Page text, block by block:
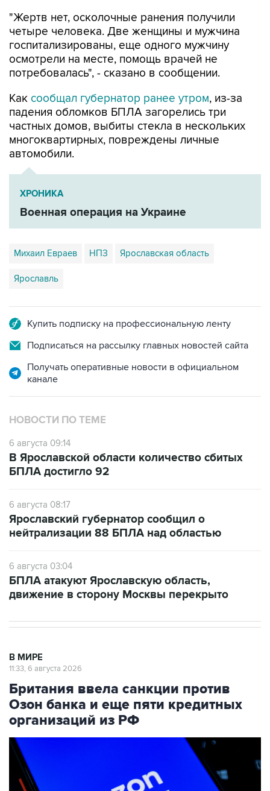
"Жертв нет, осколочные ранения получили
четыре человека. Две женщины и мужчина
госпитализированы, еще одного мужчину
осмотрели на месте, помощь врачей не
потребовалась", - сказано в сообщении.
Как сообщал губернатор ранее утром, из-за
падения обломков БПЛА загорелись три
частных домов, выбиты стекла в нескольких
многоквартирных, повреждены личные
автомобили.
ХРОНИКА
Военная операция на Украине
Михаил Евраев НПЗ Ярославская область
Ярославль
Купить подписку на профессиональную ленту
Подписаться на рассылку главных новостей сайта
Получать оперативные новости в официальном
канале
НОВОСТИ ПО ТЕМЕ
6 августа 09:14
В Ярославской области количество сбитых
БПЛА достигло 92
6 августа 08:17
Ярославский губернатор сообщил о
нейтрализации 88 БПЛА над областью
6 августа 03:04
БПЛА атакуют Ярославскую область,
движение в сторону Москвы перекрыто
В МИРЕ
11:33, 6 августа 2026
Британия ввела санкции против
Озон банка и еще пяти кредитных
организаций из РФ